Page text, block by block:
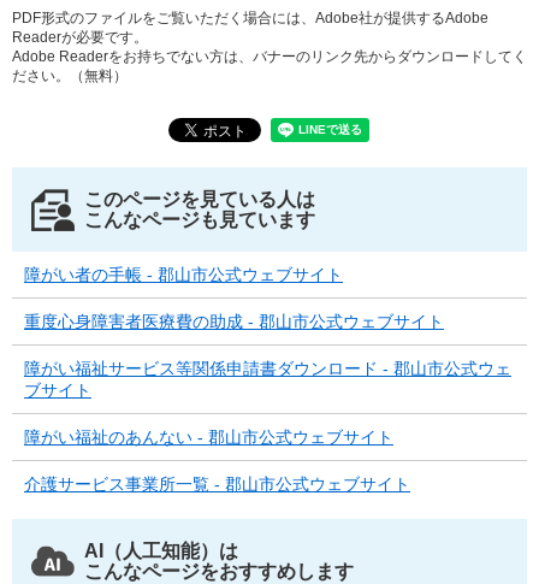
PDF形式のファイルをご覧いただく場合には、Adobe社が提供するAdobe
Readerが必要です。
Adobe Readerをお持ちでない方は、バナーのリンク先からダウンロードしてく
ださい。（無料）
このページを見ている人は
こんなページも見ています
障がい者の手帳 - 郡山市公式ウェブサイト
重度心身障害者医療費の助成 - 郡山市公式ウェブサイト
障がい福祉サービス等関係申請書ダウンロード - 郡山市公式ウェ
ブサイト
障がい福祉のあんない - 郡山市公式ウェブサイト
介護サービス事業所一覧 - 郡山市公式ウェブサイト
AI（人工知能）は
こんなページをおすすめします